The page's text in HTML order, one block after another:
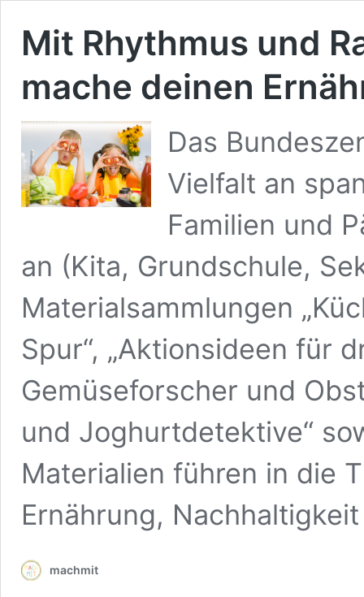
Mit Rhythmus und
mache deinen
Das
Vielfalt an
Familien und
an (Kita, Grundschule,
Materialsammlungen
Spur“, „Aktionsideen für
Gemüseforscher und
und Joghurtdetektive“
Materialien führen in die
Ernährung,
machmit